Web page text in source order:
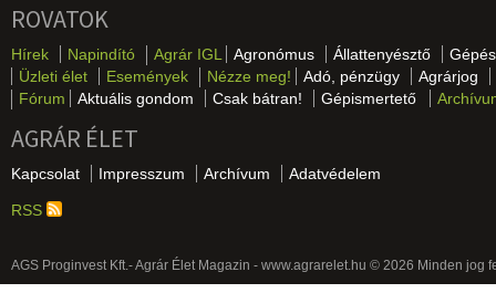
ROVATOK
Hírek Napindító Agrár IGL Agronómus Állattenyésztő
Üzleti élet
Események Nézze meg! Adó, pénzügy
Agrárjog
Fórum
Aktuális gondom Csak bátran! Gépismertető
AGRÁR ÉLET
Kapcsolat Impresszum Archívum Adatvédelem
RSS
AGS Proginvest Kft.- Agrár Élet Magazin - www.agrarelet.hu © 2026 Minden jog